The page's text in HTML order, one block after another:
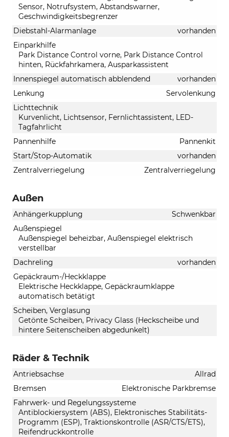
Sensor, Notrufsystem, Abstandswarner,
Geschwindigkeitsbegrenzer
Diebstahl-Alarmanlage
vorhanden
Einparkhilfe
Park Distance Control vorne, Park Distance Control
hinten, Rückfahrkamera, Ausparkassistent
Innenspiegel automatisch abblendend
vorhanden
Lenkung
Servolenkung
Lichttechnik
Kurvenlicht, Lichtsensor, Fernlichtassistent, LED-
Tagfahrlicht
Pannenhilfe
Pannenkit
Start/Stop-Automatik
vorhanden
Zentralverriegelung
Zentralverriegelung
Außen
Anhängerkupplung
Schwenkbar
Außenspiegel
Außenspiegel beheizbar, Außenspiegel elektrisch
verstellbar
Dachreling
vorhanden
Gepäckraum-/Heckklappe
Elektrische Heckklappe, Gepäckraumklappe
automatisch betätigt
Scheiben, Verglasung
Getönte Scheiben, Privacy Glass (Heckscheibe und
hintere Seitenscheiben abgedunkelt)
Räder & Technik
Antriebsachse
Allrad
Bremsen
Elektronische Parkbremse
Fahrwerk- und Regelungssysteme
Antiblockiersystem (ABS), Elektronisches Stabilitäts-
Programm (ESP), Traktionskontrolle (ASR/CTS/ETS),
Reifendruckkontrolle